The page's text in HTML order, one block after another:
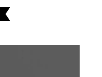
DE L'ART